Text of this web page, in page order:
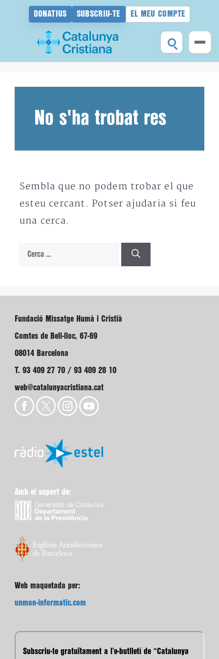
DONATIUS SUBSCRIU-TE EL MEU COMPTE
No s'ha trobat res
Sembla que no podem trobar el que
esteu cercant. Potser ajudaria si feu
una cerca.
Cerca:
Fundació Missatge Humà i Cristià
Comtes de Bell-lloc, 67-69
08014 Barcelona
T. 93 409 27 70 / 93 409 28 10
web@catalunyacristiana.cat
Amb el suport de:
Web maquetada per:
unmon-informatic.com
Subscriu-te gratuïtament a l’e-butlletí de “Catalunya